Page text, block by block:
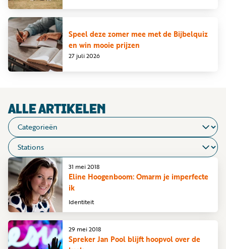
27 juli 2026
Speel deze zomer mee met de Bijbelquiz
en win mooie prijzen
ALLE ARTIKELEN
Identiteit
Eline Hoogenboom: Omarm je imperfecte
ik
31 mei 2018
Spreker Jan Pool blijft hoopvol over de
29 mei 2018
vriend
Businessclub
Adverteren
Winkel
Privacy
reglement
Algemene
voorwaarden